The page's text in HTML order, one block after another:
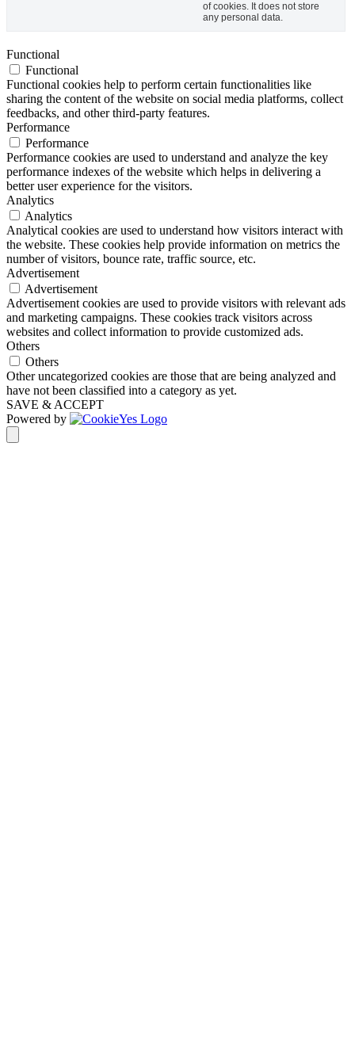
of cookies. It does not store
any personal data.
Functional
Functional
Functional cookies help to perform certain functionalities like
sharing the content of the website on social media platforms, collect
feedbacks, and other third-party features.
Performance
Performance
Performance cookies are used to understand and analyze the key
performance indexes of the website which helps in delivering a
better user experience for the visitors.
Analytics
Analytics
Analytical cookies are used to understand how visitors interact with
the website. These cookies help provide information on metrics the
number of visitors, bounce rate, traffic source, etc.
Advertisement
Advertisement
Advertisement cookies are used to provide visitors with relevant ads
and marketing campaigns. These cookies track visitors across
websites and collect information to provide customized ads.
Others
Others
Other uncategorized cookies are those that are being analyzed and
have not been classified into a category as yet.
SAVE & ACCEPT
Powered by